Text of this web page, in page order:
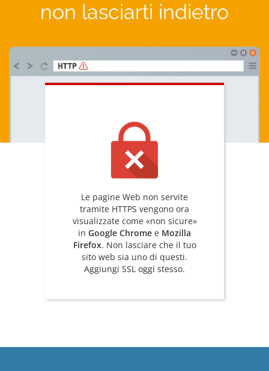
non lasciarti indietro
Le pagine Web non servite
tramite HTTPS vengono ora
visualizzate come «non sicure»
in Google Chrome e Mozilla
Firefox. Non lasciare che il tuo
sito web sia uno di questi.
Aggiungi SSL oggi stesso.